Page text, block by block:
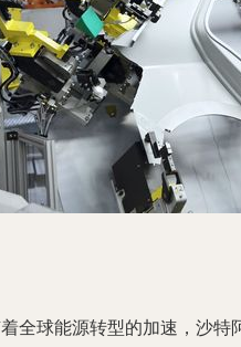
全球能源转型的加速，沙特